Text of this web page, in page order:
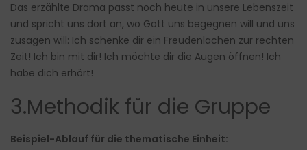
Das erzählte Drama passt noch heute in unsere Lebenszeit
und spricht uns dort an, wo Gott uns begegnen will und uns
zusagen will: Ich schenke dir ein Freudenlachen zur rechten
Zeit! Ich bin mit dir! Ich möchte dir die Augen öffnen! Ich
habe dich erhört!
3.Methodik für die Gruppe
Beispiel-Ablauf für die thematische Einheit: